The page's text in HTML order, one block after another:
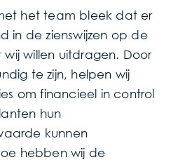
het team bleek dat er
in de zienswijzen op de
willen uitdragen. Door
te zijn, helpen wij
om financieel in control
hun
kunnen
hebben wij de